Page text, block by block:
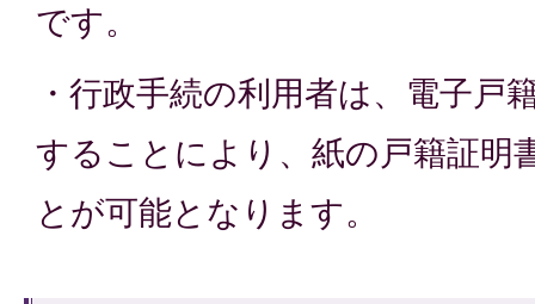
です。
・行政手続の利用者は、電子戸
することにより、紙の戸籍証明
とが可能となります。